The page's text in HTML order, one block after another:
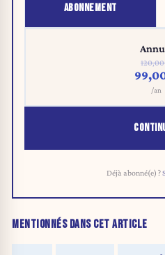
ABONNEMENT
/an
Déjà abonné(e) ?
MENTIONNÉS DANS CET ARTICLE